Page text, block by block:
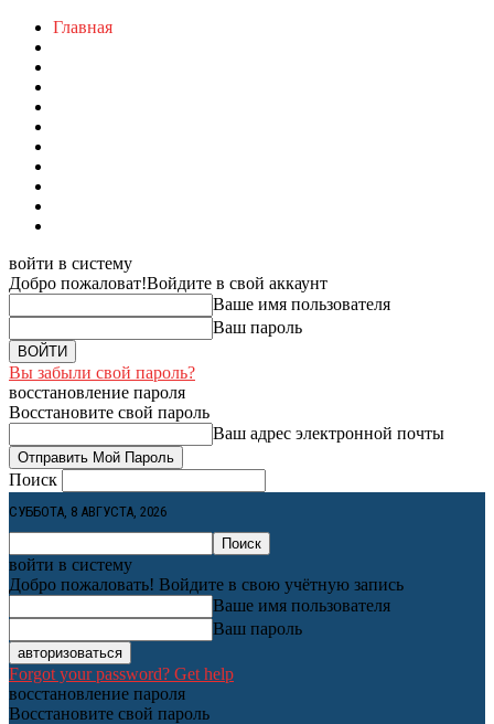
Главная
войти в систему
Добро пожаловат!Войдите в свой аккаунт
Ваше имя пользователя
Ваш пароль
Вы забыли свой пароль?
восстановление пароля
Восстановите свой пароль
Ваш адрес электронной почты
Поиск
СУББОТА, 8 АВГУСТА, 2026
войти в систему
Добро пожаловать! Войдите в свою учётную запись
Ваше имя пользователя
Ваш пароль
Forgot your password? Get help
восстановление пароля
Восстановите свой пароль